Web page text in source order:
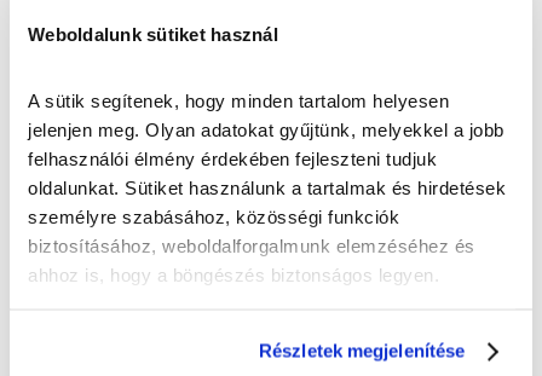
Weboldalunk sütiket használ
A sütik segítenek, hogy minden tartalom helyesen
jelenjen meg. Olyan adatokat gyűjtünk, melyekkel a jobb
felhasználói élmény érdekében fejleszteni tudjuk
oldalunkat. Sütiket használunk a tartalmak és hirdetések
személyre szabásához, közösségi funkciók
biztosításához, weboldalforgalmunk elemzéséhez és
ahhoz is, hogy a böngészés biztonságos legyen.
Részletek megjelenítése
Itt a tél: ezek legyenek nálad a gondtalan